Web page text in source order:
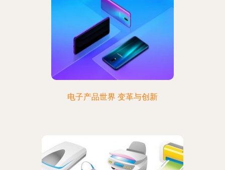
电子产品世界 变革与创新